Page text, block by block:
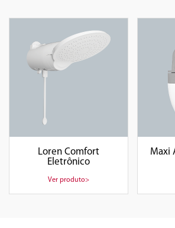
Loren Comfort
Eletrônico
Ver produto>
Maxi